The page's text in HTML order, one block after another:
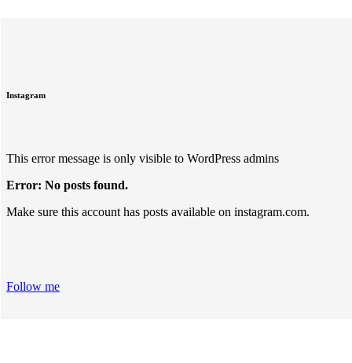
Instagram
This error message is only visible to WordPress admins
Error: No posts found.
Make sure this account has posts available on instagram.com.
Follow me